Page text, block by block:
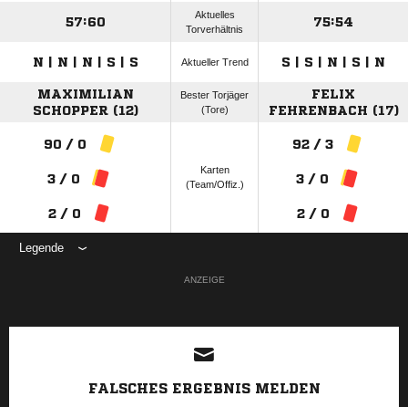
57:60
Aktuelles
Torverhältnis
75:54
N | N | N | S | S Aktueller Trend S | S | N | S | N
MAXIMILIAN
SCHOPPER (12)
Bester Torjäger
(Tore)
FELIX
FEHRENBACH (17)
90 / 0
3 / 0
2 / 0
Karten
(Team/Offiz.)
92 / 3
3 / 0
2 / 0
Legende
ANZEIGE
FALSCHES ERGEBNIS MELDEN